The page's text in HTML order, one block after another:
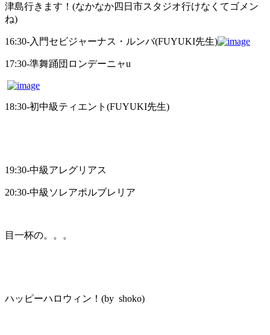
津島行きます！(なかなか四日市スタジオ行けなくてゴメン
ね)
16:30-入門セビジャーナス・ルンバ(FUYUKI先生)
17:30-準舞踊団ロンデーニャu
18:30-初中級ティエント(FUYUKI先生)
19:30-中級アレグリアス
20:30-中級ソレアポルブレリア
目一杯の。。。
ハッピーハロウィン！(by shoko)